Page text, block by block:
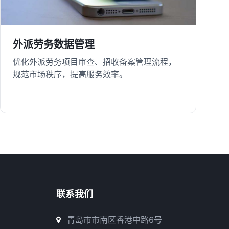
外派劳务数据管理
优化外派劳务项目审查、招收备案管理流程，
规范市场秩序，提高服务效率。
联系我们
青岛市市南区香港中路6号